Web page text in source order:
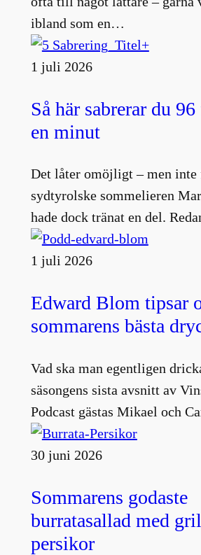
ibland som en…
1 juli 2026
Så här sabrerar du
en minut
Det låter omöjligt – men inte
sydtyrolske sommelieren
hade dock tränat en del.
1 juli 2026
Edward Blom tipsar
sommarens bästa
Vad ska man egentligen
säsongens sista avsnitt av
Podcast gästas Mikael och
30 juni 2026
Sommarens godaste
burratasallad med
persikor